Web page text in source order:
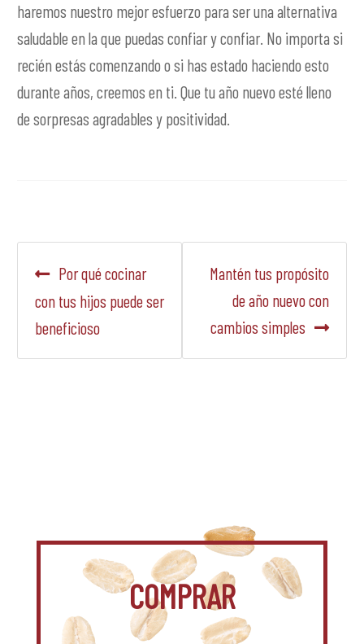
haremos nuestro mejor esfuerzo para ser una alternativa
saludable en la que puedas confiar y confiar. No importa si
recién estás comenzando o si has estado haciendo esto
durante años, creemos en ti. Que tu año nuevo esté lleno
de sorpresas agradables y positividad.
Navegación
de
entradas
Anterior:
Por qué cocinar
con tus hijos puede ser
beneficioso
Siguiente:
Mantén tus propósito
de año nuevo con
cambios simples
COMPRAR